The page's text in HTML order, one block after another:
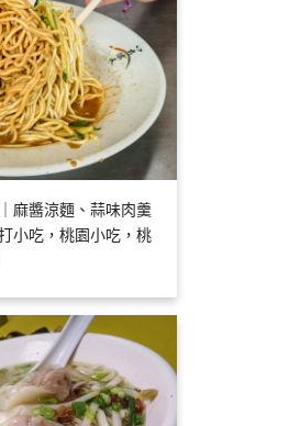
麻醬涼麵、蒜味肉羹
小吃，桃園小吃，桃